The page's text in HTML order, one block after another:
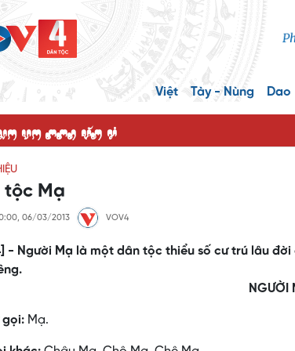
Việt Tày - Nùng Dao
dK ppR x@P c'
tộc Mạ
06/03/2013 VOV4
- Người Mạ là một dân tộc thiểu số cư trú lâu
NGƯỜI
gọi: Mạ.